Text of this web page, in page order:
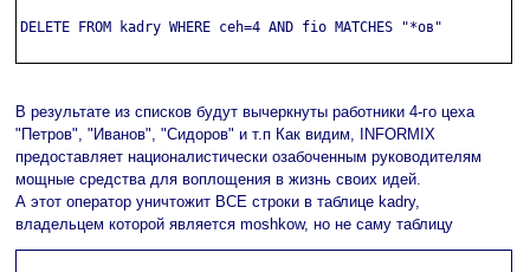
DELETE FROM kadry WHERE ceh=4 AND fio MATCHES "*ов"
В результате из списков будут вычеркнуты работники 4-го цеха
"Петров", "Иванов", "Сидоров" и т.п Как видим, INFORMIX
предоставляет националистически озабоченным руководителям
мощные средства для воплощения в жизнь своих идей.
А этот оператор уничтожит ВСЕ строки в таблице kadry,
владельцем которой является moshkow, но не саму таблицу